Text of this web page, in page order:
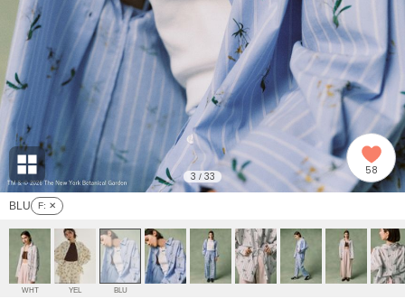
リー (655)
ョン雑貨 (848)
/ランジェリー (127)
ェア (124)
adidas by Stella McCartney
アディダス バイ ステラマッカートニー
ALLISON BROWN
アリソンブラウン
amabro
アマブロ
Ame no chi Hare
アメノチハレ
AMOMMA
アモマ
ánuans
アニュアンス
BLU F: ✕
3 / 33 58
WHT YEL BLU